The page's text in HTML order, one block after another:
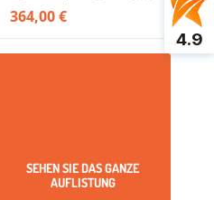
364,00 €
SEHEN SIE DAS GANZE
AUFLISTUNG
4.9